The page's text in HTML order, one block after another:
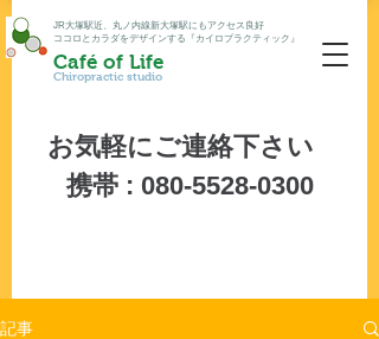
JR大塚駅近、丸ノ内線新大塚駅にもアクセス良好
ココロとカラダをデザインする『カイロプラクティック』
Café of Life
Chiropractic studio
お気軽にご連絡下さい
携帯 : 080-5528-0300
記事